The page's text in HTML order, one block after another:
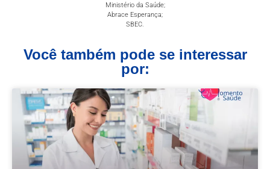
Ministério da Saúde;
Abrace Esperança;
SBEC.
Você também pode se interessar
por: